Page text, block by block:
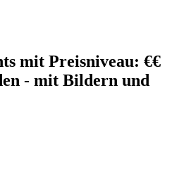
mit Preisniveau: €€
- mit Bildern und